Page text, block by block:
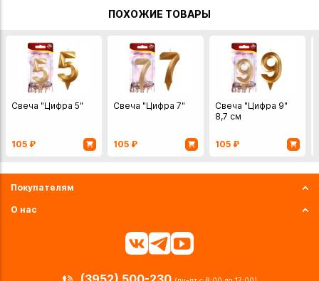
ПОХОЖИЕ ТОВАРЫ
Свеча "Цифра 5"
105 ₽
Свеча "Цифра 7"
105 ₽
Свеча "Цифра 9"
8,7 см
105 ₽
Покупателям
О нас